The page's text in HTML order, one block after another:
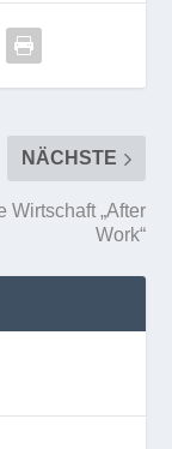
NÄCHSTE
Wirtschaft „After
Work“